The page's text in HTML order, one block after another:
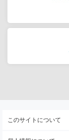
このサイトについて